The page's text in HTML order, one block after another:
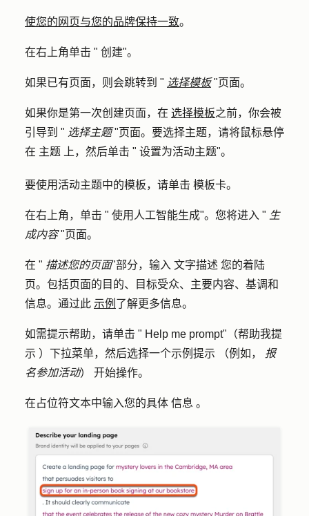
使您的网页与您的品牌保持一致。
在右上角单击 " 创建"。
如果已有页面，则会跳转到 " 选择模板"页面。
如果你是第一次创建页面，在 选择模板之前，你会被
引导到 " 选择主题"页面。要选择主题，请将鼠标悬停
在 主题 上，然后单击 " 设置为活动主题"。
要使用活动主题中的模板，请单击 模板卡。
在右上角，单击 " 使用人工智能生成"。您将进入 " 生
成内容"页面。
在 " 描述您的页面"部分，输入 文字描述 您的着陆
页。包括页面的目的、目标受众、主要内容、基调和
信息。通过此 示例 了解更多信息。
如需提示帮助，请单击 " Help me prompt"（帮助我提
示 ）下拉菜单，然后选择一个示例提示 （例如， 报
名参加活动） 开始操作。
在占位符文本中输入您的具体 信息 。